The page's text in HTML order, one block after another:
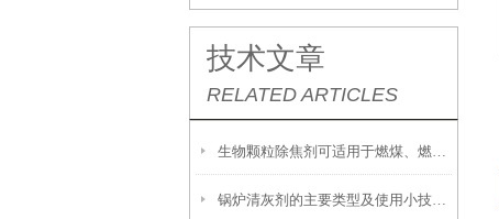
技术文章
RELATED ARTICLES
生物颗粒除焦剂可适用于燃煤、燃油及生物质混燃锅炉的定期除焦
锅炉清灰剂的主要类型及使用小技巧分享